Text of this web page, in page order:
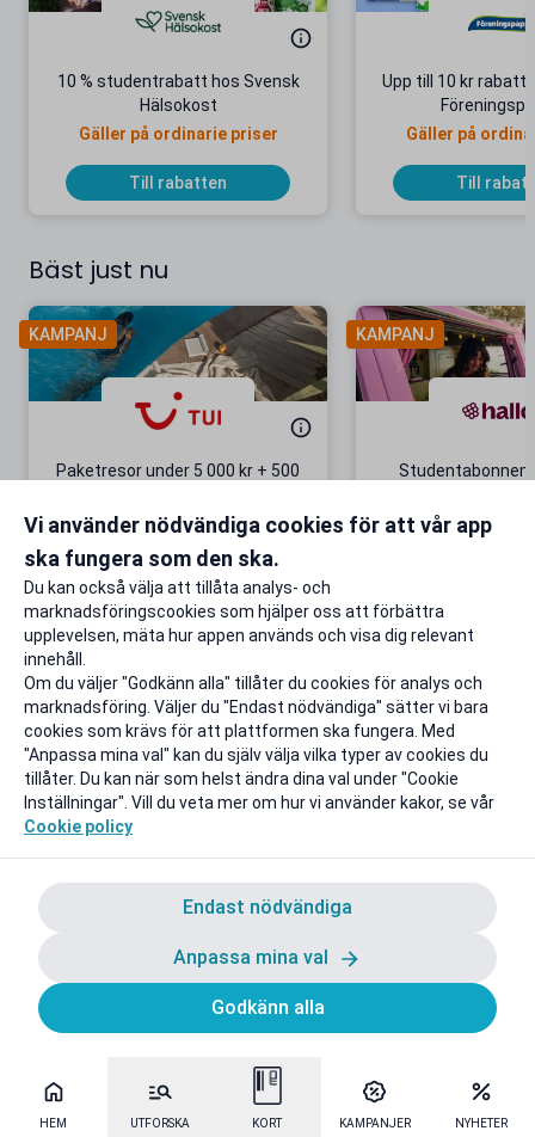
HEM UTFORSKA KORT KAMPANJER NYHETER
10 % studentrabatt hos Svensk
Hälsokost
Gäller på ordinarie priser
Till rabatten
Upp till 10 kr rabatt
Gäller på
Till
Bäst just nu
KAMPANJ
Paketresor under 5 000 kr + 500
Gäller även på redan prissänkta
Till rabatten
KAMPANJ
+ 20 GB
Vi använder nödvändiga cookies för att vår app
ska fungera som den ska.
Du kan också välja att tillåta analys- och
marknadsföringscookies som hjälper oss att förbättra
upplevelsen, mäta hur appen används och visa dig relevant
innehåll.
Om du väljer "Godkänn alla" tillåter du cookies för analys och
marknadsföring. Väljer du "Endast nödvändiga" sätter vi bara
cookies som krävs för att plattformen ska fungera. Med
"Anpassa mina val" kan du själv välja vilka typer av cookies du
tillåter. Du kan när som helst ändra dina val under "Cookie
Inställningar". Vill du veta mer om hur vi använder kakor, se vår
Cookie policy
Endast nödvändiga
Anpassa mina val
Godkänn alla